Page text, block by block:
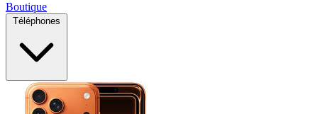
Boutique
Téléphones